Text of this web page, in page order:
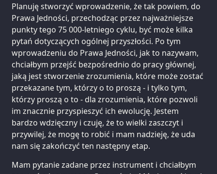
Planuję stworzyć wprowadzenie, że tak powiem, do
Prawa Jedności, przechodząc przez najważniejsze
punkty tego 75 000-letniego cyklu, być może kilka
pytań dotyczących ogólnej przyszłości. Po tym
wprowadzeniu do Prawa Jedności, jak to nazywam,
chciałbym przejść bezpośrednio do pracy głównej,
jaką jest stworzenie zrozumienia, które może zostać
przekazane tym, którzy o to proszą - i tylko tym,
którzy proszą o to - dla zrozumienia, które pozwoli
im znacznie przyspieszyć ich ewolucję. Jestem
bardzo wdzięczny i czuję, że to wielki zaszczyt i
przywilej, że mogę to robić i mam nadzieję, że uda
nam się zakończyć ten następny etap.
Mam pytanie zadane przez instrument i chciałbym